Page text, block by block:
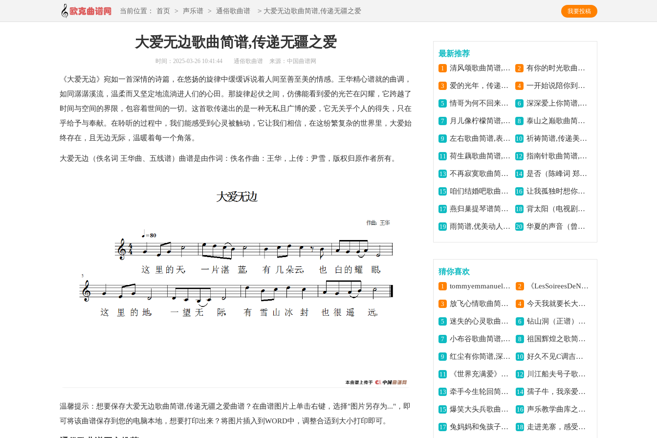
当前位置： 首页 > 声乐谱 > 通俗歌曲谱 > 大爱无边歌曲简谱,传递无疆之爱 我要投稿
大爱无边歌曲简谱,传递无疆之爱
时间：2025-03-26 10:41:44 通俗歌曲谱 来源：中国曲谱网
《大爱无边》宛如一首深情的诗篇，在悠扬的旋律中缓缓诉说着人间至善至美的情感。王华精心谱就的曲调，
如同潺潺溪流，温柔而又坚定地流淌进人们的心田。那旋律起伏之间，仿佛能看到爱的光芒在闪耀，它跨越了
时间与空间的界限，包容着世间的一切。这首歌传递出的是一种无私且广博的爱，它无关乎个人的得失，只在
乎给予与奉献。在聆听的过程中，我们能感受到心灵被触动，它让我们相信，在这纷繁复杂的世界里，大爱始
终存在，且无边无际，温暖着每一个角落。
大爱无边（佚名词 王华曲、五线谱）曲谱是由作词：佚名作曲：王华，上传：尹雪，版权归原作者所有。
温馨提示：想要保存大爱无边歌曲简谱,传递无疆之爱曲谱？在曲谱图片上单击右键，选择"图片另存为..."，即
可将该曲谱保存到您的电脑本地，想要打印出来？将图片插入到WORD中，调整合适到大小打印即可。
最新推荐
1 清风颂歌曲简谱,颂扬清正之风 2 有你的时光歌曲简谱,谱写最美旋律
3 爱的光年，传递美好情感, 4 一开始说陪你到老的人现在他还在吗,唱出爱情的沧桑
5 情哥为何不回来简谱,盼情归之深情曲 6 深深爱上你简谱,深情爱意满溢
7 月儿像柠檬简谱,清新浪漫之曲 8 泰山之巅歌曲简谱,展现雄浑意境
9 左右歌曲简谱,表达情感之韵 10 祈祷简谱,传递美好祝愿
11 荷生藕歌曲简谱,展现荷藕之美 12 指南针歌曲简谱,指引前行的旋律
13 不再寂寞歌曲简谱,驱散孤独的旋律 14 是否（陈峰词 郑振华曲）歌曲简谱,探寻情感的疑惑
15 咱们结婚吧歌曲简谱,浪漫婚曲之佳作 16 让我孤独时想你的简谱,深情诠释孤独思念
17 燕归巢提琴谱简谱,游子思乡之韵 18 背太阳（电视剧湖光山色主题曲）简谱,温暖励志之佳作
19 雨简谱,优美动人的旋律 20 华夏的声音（曾腾芳词 方石曲）歌曲简谱,展现华夏之音韵
猜你喜欢
1 tommyemmanuel指弹佳作 2 《LesSoireesDeNazelles（纳泽尔之夜·1）》钢琴谱,感受独特音乐氛围
3 放飞心情歌曲简谱,释放愉悦心境 4 今天我就要长大了,唱出成长的憧憬
5 迷失的心灵歌曲简谱,探寻心灵迷茫 6 钻山洞（正谱）歌曲简谱,趣味十足的旋律
7 小布谷歌曲简谱,灵动展现布谷之美 8 祖国辉煌之歌简谱,展现盛世气象
9 红尘有你简谱,深情温暖动人 10 好久不见C调吉他谱,重温久别深情
11 《世界充满爱》歌曲简谱,经典传递温暖与爱 12 川江船夫号子歌曲简谱,展现川江劳作艰辛
13 牵手今生轮回简谱,演绎浪漫深情 14 孺子牛，我亲爱的朋友简谱,深情歌颂孺子牛
15 爆笑大头兵歌曲简谱,欢乐军营趣味浓 16 声乐教学曲库之玫瑰花魂,浪漫曲调韵味足
17 兔妈妈和兔孩子简谱,温馨的亲子之歌 18 走进羌寨，感受民族风情